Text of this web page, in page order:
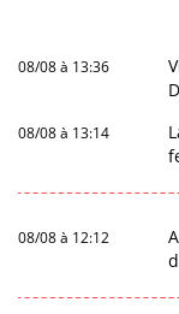
08/08 à 13:36
08/08 à 13:14
08/08 à 12:12